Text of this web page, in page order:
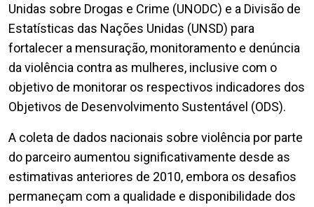
Unidas sobre Drogas e Crime (UNODC) e a Divisão de
Estatísticas das Nações Unidas (UNSD) para
fortalecer a mensuração, monitoramento e denúncia
da violência contra as mulheres, inclusive com o
objetivo de monitorar os respectivos indicadores dos
Objetivos de Desenvolvimento Sustentável (ODS).
A coleta de dados nacionais sobre violência por parte
do parceiro aumentou significativamente desde as
estimativas anteriores de 2010, embora os desafios
permaneçam com a qualidade e disponibilidade dos